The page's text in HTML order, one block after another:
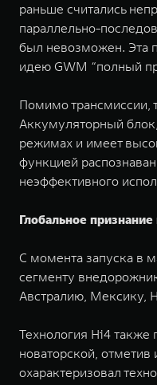
раньше считались
параллельно-
был невозможен. Эта
идею GWM “полный
Помимо трансмиссии,
Аккумуляторный
режимах и имеет
функцией
неэффективного
Глобальное
С момента запуска в
сегменту
Австралию, Мексику,
Технология Hi4 также
новаторской,
охарактеризовал